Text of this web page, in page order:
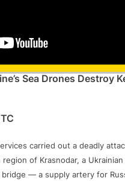
Sea Drones Destroy
carried out a deadly
of Krasnodar, a
— a supply artery for